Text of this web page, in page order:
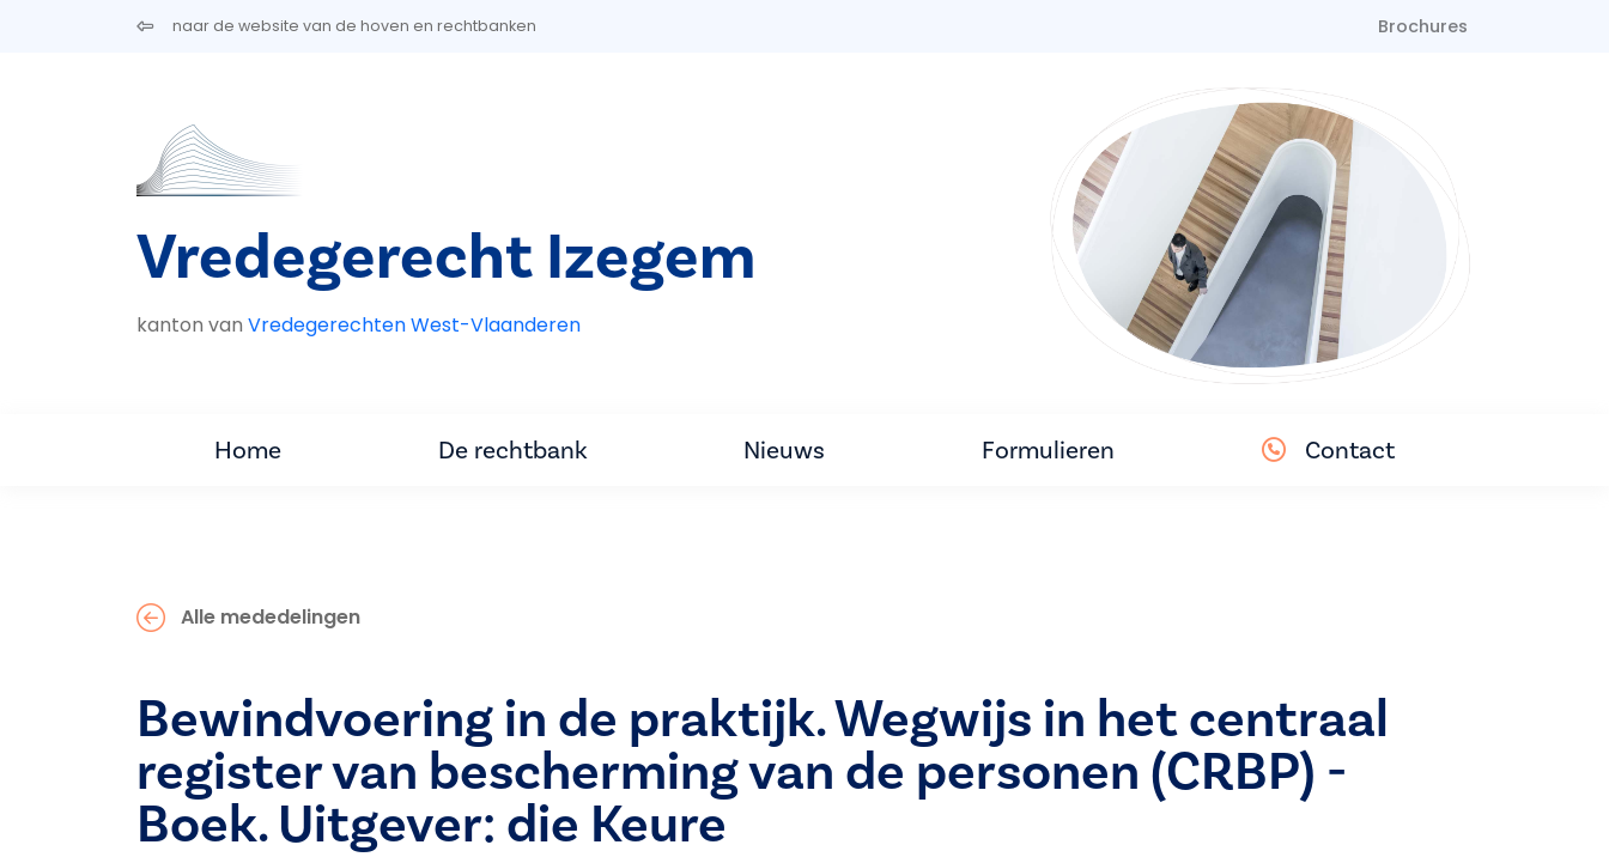
Overslaan en naar de inhoud gaannaar de website van de hoven en rechtbanken Brochures
Vredegerecht Izegem
kanton van Vredegerechten West-Vlaanderen
Home De rechtbank Nieuws Formulieren Contact
Alle mededelingen
Bewindvoering in de praktijk. Wegwijs in het centraal
register van bescherming van de personen (CRBP) -
Boek. Uitgever: die Keure